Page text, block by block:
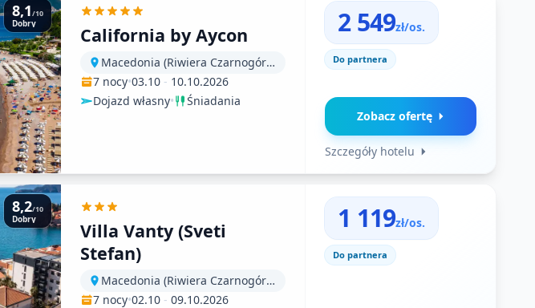
8,1/10
Dobry California by Aycon
Macedonia (Riwiera Czarnogórska)
7 nocy•03.10 - 10.10.2026
Dojazd własny• Śniadania
2 549zł/os.
Do partnera
Zobacz ofertę
Szczegóły hotelu
8,2/10
Dobry
Villa Vanty (Sveti
Stefan)
Macedonia (Riwiera Czarnogórska)
7 nocy•02.10 - 09.10.2026
1 119zł/os.
Do partnera